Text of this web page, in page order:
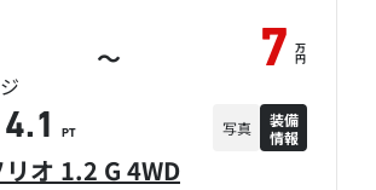
オ 1.2 G 4WD
～ 7 万
円
4.1 PT 写真
装備
情報